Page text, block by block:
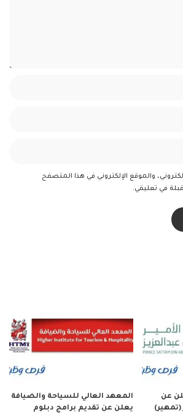
والموقع الإلكتروني في هذا المتصفح
في تعليقي.
عن
(تمهير)
المعهد العالي للسياحة والضيافة
يعلن عن تقديم برامج دبلوم